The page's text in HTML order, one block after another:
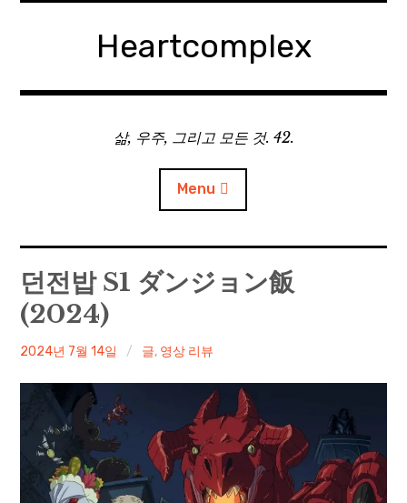
Heartcomplex
삶, 우주, 그리고 모든 것. 42.
Menu
홈
Private Military Manager: Tactical Auto Battler
Plebby Quest: The Crusades
GOTYS
Paper Star Fighters
Homemade Studio
던전밥 S1 ダンジョン飯
(2024)
irene
2024년 7월 14일 글, 영상 리뷰